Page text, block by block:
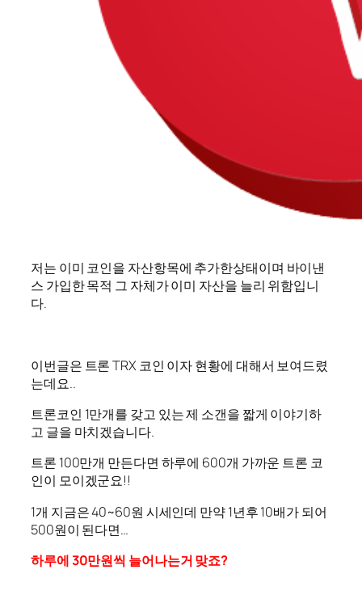
저는 이미 코인을 자산항목에 추가한상태이며 바이낸
스 가입한 목적 그 자체가 이미 자산을 늘리 위함입니
다.
이번글은 트론 TRX 코인 이자 현황에 대해서 보여드렸
는데요..
트론코인 1만개를 갖고 있는 제 소갠을 짧게 이야기하
고 글을 마치겠습니다.
트론 100만개 만든다면 하루에 600개 가까운 트론 코
인이 모이겠군요!!
1개 지금은 40~60원 시세인데 만약 1년후 10배가 되어
500원이 된다면…
하루에 30만원씩 늘어나는거 맞죠?